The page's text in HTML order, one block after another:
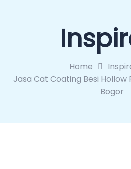
Home
Jasa Cat Coating Besi
Bogor